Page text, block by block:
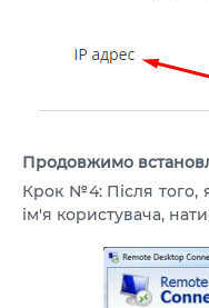
Продовжимо
Крок №4: Після того,
ім'я користувача,